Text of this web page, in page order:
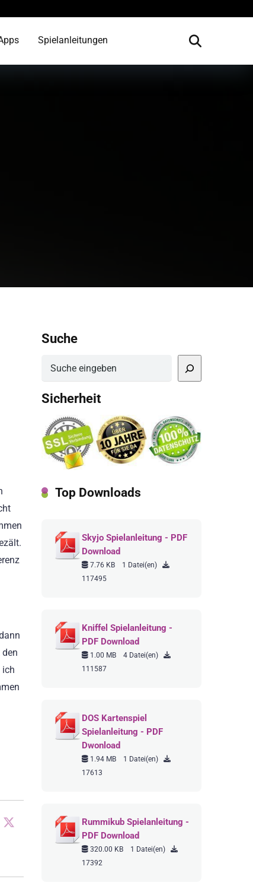
Spielanleitungen
ich
Suche
Sicherheit
Top Downloads
Skyjo Spielanleitung - PDF
Download
7.76 KB
1 Datei(en)
117495
Kniffel Spielanleitung -
PDF Download
1.00 MB
4 Datei(en)
111587
DOS Kartenspiel
Spielanleitung - PDF
Dwonload
1.94 MB
1 Datei(en)
17613
Rummikub Spielanleitung -
PDF Download
320.00 KB
1 Datei(en)
17392